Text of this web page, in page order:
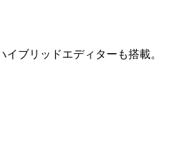
ブリッドエディターも搭載。